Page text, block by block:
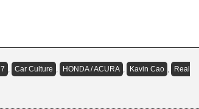
, Car Culture , HONDA / ACURA , Kavin Cao , Real